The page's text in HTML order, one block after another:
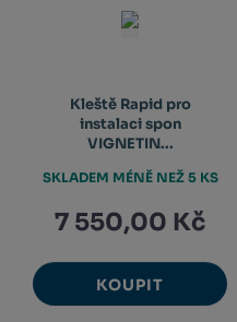
Kleště Rapid pro
instalaci spon
VIGNETIN...
7 550,00 Kč
KOUPIT
SKLADEM MÉNĚ NEŽ 5 KS